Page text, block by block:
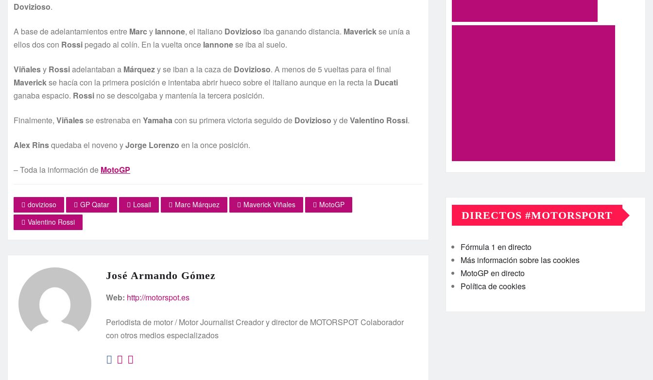
Dovizioso.
A base de adelantamientos entre Marc y Iannone, el italiano Dovizioso iba ganando distancia. Maverickse unía a
ellos dos con Rossi pegado al colín. En la vuelta once Iannonese iba al suelo.
Viñalesy Rossiadelantaban a Márquezy se iban a la caza de Dovizioso. A menos de 5 vueltas para el final
Maverickse hacía con la primera posición e intentaba abrir hueco sobre el italiano aunque en la recta la Ducati
ganaba espacio. Rossi no se descolgaba y mantenía la tercera posición.
Finalmente, Viñalesse estrenaba en Yamahacon su primera victoria seguido de Dovizioso y deValentino Rossi.
Alex Rinsquedaba el noveno yJorge Lorenzo en la once posición.
– Toda la información de MotoGP
dovizioso GP Qatar Losail Marc Márquez Maverick Viñales
MotoGP
Valentino Rossi
José Armando Gómez
Web: http://motorspot.es
Periodista de motor / Motor Journalist Creador y director de MOTORSPOT Colaborador
con otros medios especializados
DIRECTOS #MOTORSPORT
Fórmula 1 en directo
Más información sobre las cookies
MotoGP en directo
Política de cookies